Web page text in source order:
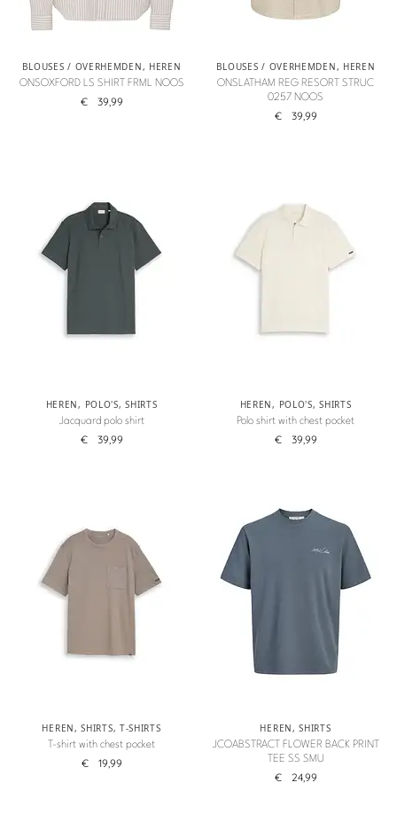
BLOUSES / OVERHEMDEN, HEREN
ONSOXFORD LS SHIRT FRML NOOS
€ 39,99
BLOUSES / OVERHEMDEN, HEREN
ONSLATHAM REG RESORT STRUC
0257 NOOS
€ 39,99
HEREN, POLO'S,SHIRTS
Jacquard polo shirt
€ 39,99
HEREN, POLO'S,SHIRTS
Polo shirt with chest pocket
€ 39,99
HEREN,SHIRTS, T-SHIRTS
T-shirt with chest pocket
€ 19,99
HEREN,SHIRTS
JCOABSTRACT FLOWER BACK PRINT
TEE SS SMU
€ 24,99